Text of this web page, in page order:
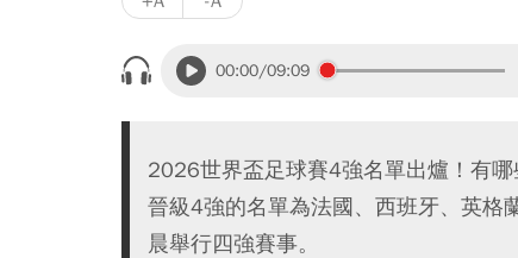
00:00/09:09
2026世界盃足球賽4強名單出爐！有
晉級4強的名單為法國、西班牙、英
晨舉行四強賽事。